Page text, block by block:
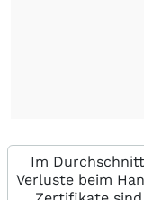
Im
Verluste beim